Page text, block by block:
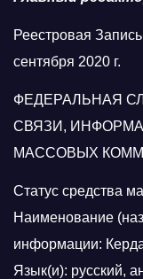
Реестровая
сентября 2020 г.
ФЕДЕРАЛЬНАЯ
СВЯЗИ,
МАССОВЫХ
Статус средства
Наименование
информации:
Язык(и): русский,